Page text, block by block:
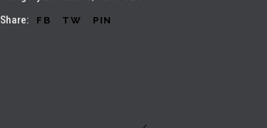
Share:
FB TW PIN